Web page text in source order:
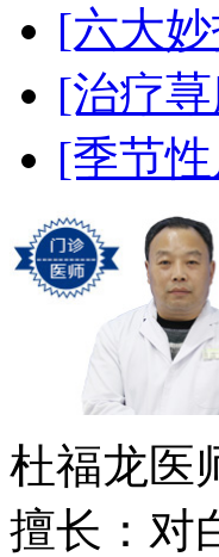
[六大
[治疗
[季节
杜福龙医
擅长：对